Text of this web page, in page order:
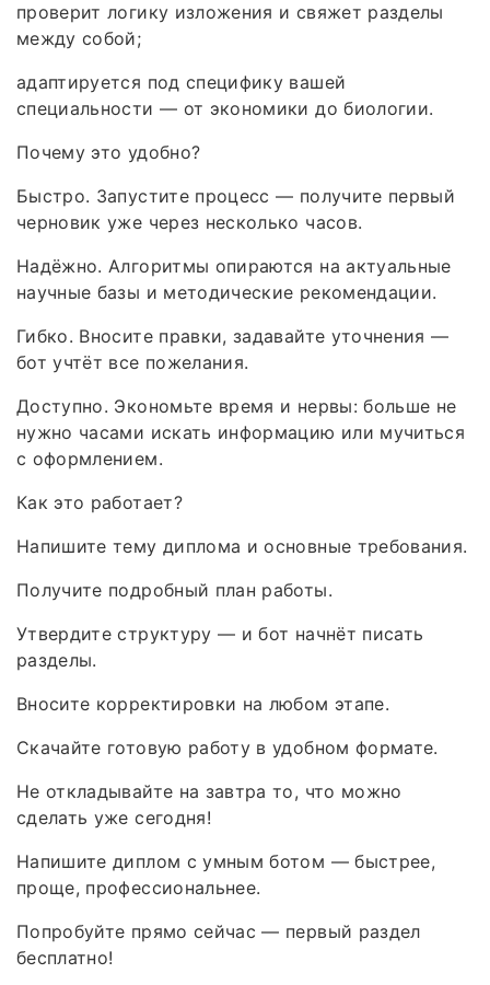
проверит логику изложения и свяжет разделы
между собой;
адаптируется под специфику вашей
специальности — от экономики до биологии.
Почему это удобно?
Быстро. Запустите процесс — получите первый
черновик уже через несколько часов.
Надёжно. Алгоритмы опираются на актуальные
научные базы и методические рекомендации.
Гибко. Вносите правки, задавайте уточнения —
бот учтёт все пожелания.
Доступно. Экономьте время и нервы: больше не
нужно часами искать информацию или мучиться
с оформлением.
Как это работает?
Напишите тему диплома и основные требования.
Получите подробный план работы.
Утвердите структуру — и бот начнёт писать
разделы.
Вносите корректировки на любом этапе.
Скачайте готовую работу в удобном формате.
Не откладывайте на завтра то, что можно
сделать уже сегодня!
Напишите диплом с умным ботом — быстрее,
проще, профессиональнее.
Попробуйте прямо сейчас — первый раздел
бесплатно!